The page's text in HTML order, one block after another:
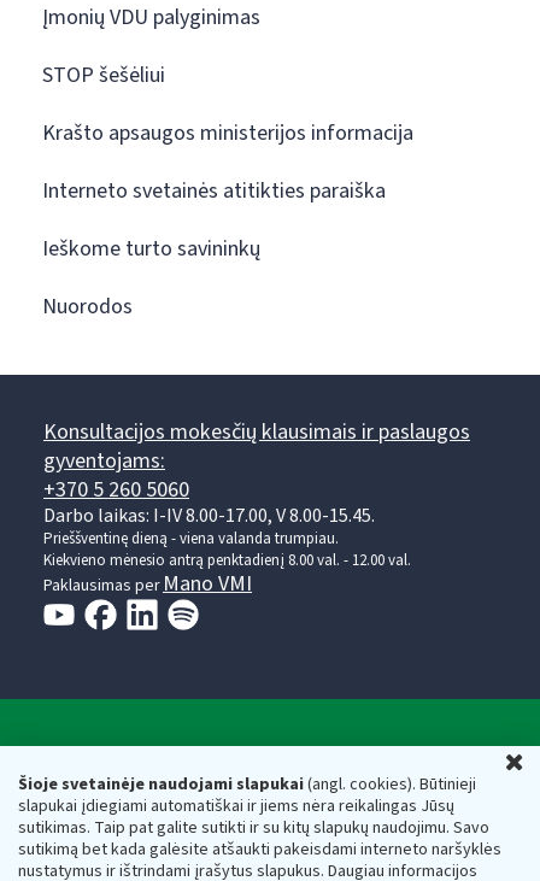
Šioje svetainėje naudojami slapukai(angl. cookies). Būtinieji
slapukai įdiegiami automatiškai ir jiems nėra reikalingas Jūsų
sutikimas. Taip pat galite sutikti ir su kitų slapukų naudojimu. Savo
sutikimą bet kada galėsite atšaukti pakeisdami interneto naršyklės
nustatymus ir ištrindami įrašytus slapukus. Daugiau informacijos
Įmonių VDU palyginimas
STOP šešėliui
Krašto apsaugos ministerijos informacija
Interneto svetainės atitikties paraiška
Ieškome turto savininkų
Nuorodos
Konsultacijos mokesčių klausimais ir paslaugos
gyventojams:
+370 5 260 5060
Darbo laikas: I-IV 8.00-17.00, V 8.00-15.45.
Prieššventinę dieną - viena valanda trumpiau.
Kiekvieno mėnesio antrą penktadienį 8.00 val. - 12.00 val.
Paklausimas per Mano VMI
Respublikos finansų ministerijos
Biudžetinė įstaiga. Juridinio asmens kodas — 188659752,
adresas: Vasario 16-osios g. 14, 01107 Vilnius, Lietuva, el.paštas:
vmi@vmi.lt, E. pristatymo dėžutės adresas 188659752